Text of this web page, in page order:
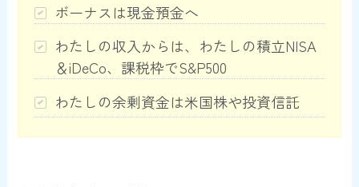
ボーナスは現金預金へ
わたしの収入からは、わたしの積立NISA
＆iDeCo、課税枠でS&P500
わたしの余剰資金は米国株や投資信託